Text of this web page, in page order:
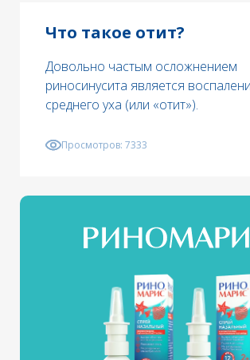
Что такое отит?
Довольно частым осложнением
риносинусита является
среднего уха (или «отит»).
Просмотров: 7333